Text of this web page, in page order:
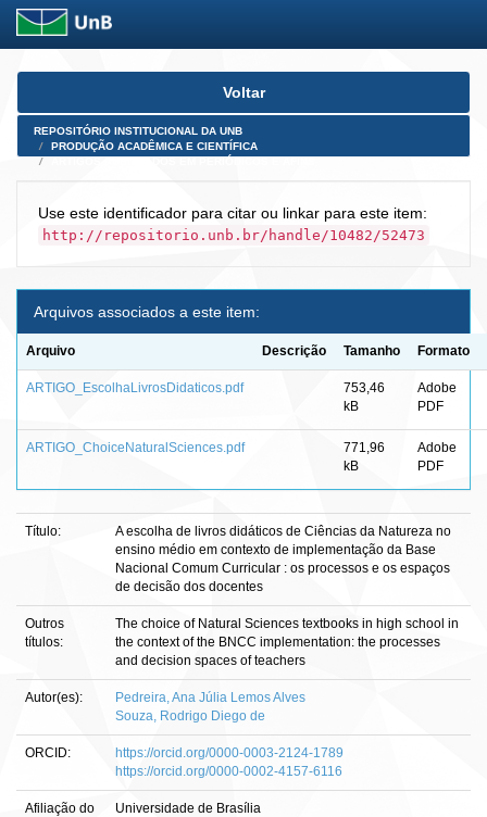
Skip
Voltar
REPOSITÓRIO INSTITUCIONAL DA UNB
PRODUÇÃO ACADÊMICA E CIENTÍFICA
Use este identificador para citar ou linkar para este item:
http://repositorio.unb.br/handle/10482/52473
Arquivos associados a este item:
Arquivo Descrição Tamanho Formato
ARTIGO_EscolhaLivrosDidaticos.pdf
753,46
kB
Adobe
PDF
ARTIGO_ChoiceNaturalSciences.pdf
771,96
kB
Adobe
PDF
Título:
A escolha de livros didáticos de Ciências da Natureza no
ensino médio em contexto de implementação da Base
Nacional Comum Curricular : os processos e os espaços
de decisão dos docentes
Outros
títulos:
The choice of Natural Sciences textbooks in high school in
the context of the BNCC implementation: the processes
and decision spaces of teachers
Autor(es):
Pedreira, Ana Júlia Lemos Alves
Souza, Rodrigo Diego de
ORCID:
https://orcid.org/0000-0003-2124-1789
https://orcid.org/0000-0002-4157-6116
Afiliação do
Universidade de Brasília